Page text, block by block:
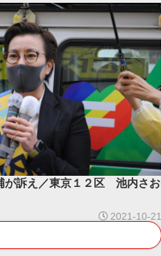
が訴え／東京１２区 池内さお
2021-10-21